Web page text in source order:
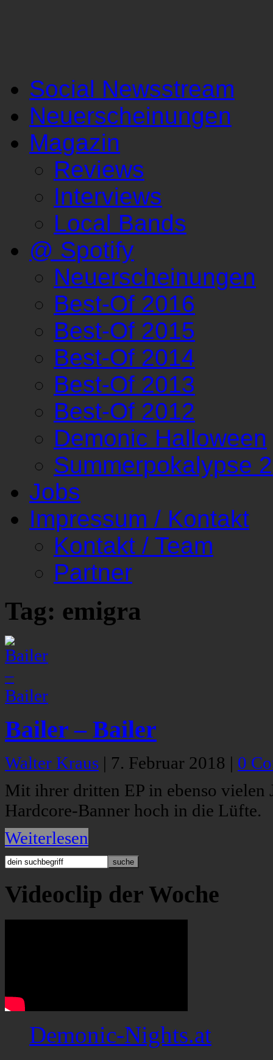
Social Newsstream
Neuerscheinungen
Magazin
Reviews
Interviews
Local Bands
@ Spotify
Neuerscheinungen
Best-Of 2016
Best-Of 2015
Best-Of 2014
Best-Of 2013
Best-Of 2012
Demonic Halloween
Summerpokalypse
Jobs
Impressum / Kontakt
Kontakt / Team
Partner
Tag: emigra
Bailer – Bailer
Walter Kraus | 7. Februar 2018 | 0
Mit ihrer dritten EP in ebenso vielen
Hardcore-Banner hoch in die Lüfte.
Weiterlesen
Videoclip der Woche
Demonic-Nights.at